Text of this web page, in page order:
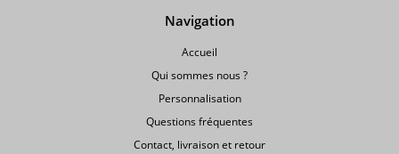
Navigation
Accueil
Qui sommes nous ?
Personnalisation
Questions fréquentes
Contact, livraison et retour